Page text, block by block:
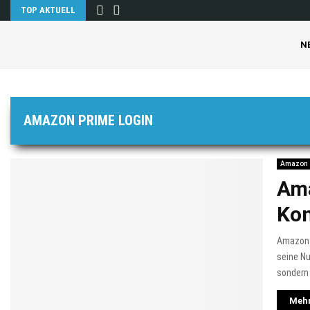
TOP AKTUELL
AMAZON PRIME LOGIN
Amazon
seine